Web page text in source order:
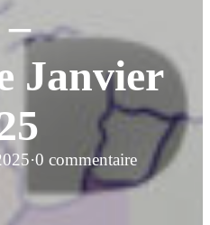
Janvier
·0 commentaire